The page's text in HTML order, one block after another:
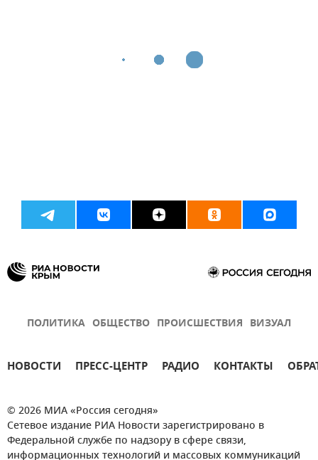
ПОЛИТИКА ОБЩЕСТВО ПРОИСШЕСТВИЯ ВИЗУАЛ
НОВОСТИ ПРЕСС-ЦЕНТР РАДИО КОНТАКТЫ
© 2026 МИА «Россия сегодня»
Сетевое издание РИА Новости зарегистрировано в
Федеральной службе по надзору в сфере связи,
информационных технологий и массовых коммуникаций